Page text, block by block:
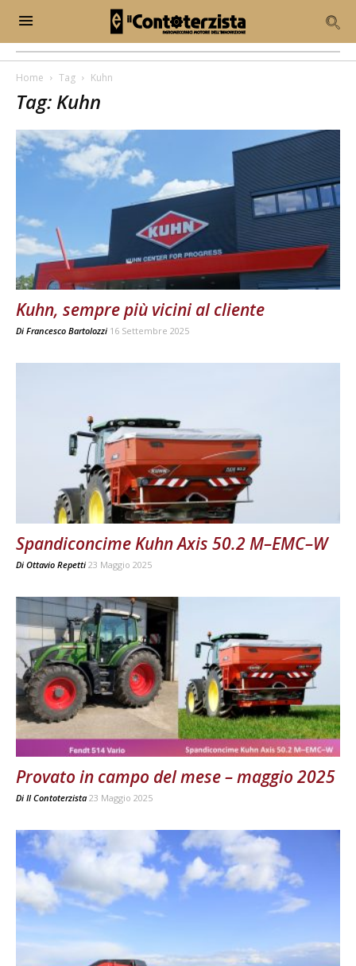
Home Tag Kuhn
Tag: Kuhn
Kuhn, sempre più vicini al cliente
Di Francesco Bartolozzi 16 Settembre 2025
Spandiconcime Kuhn Axis 50.2 M–EMC–W
Di Ottavio Repetti 23 Maggio 2025
Provato in campo del mese – maggio 2025
Di Il Contoterzista 23 Maggio 2025